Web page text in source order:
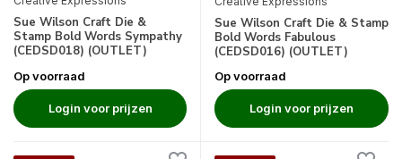
Sue Wilson Craft Die &
Stamp Bold Words Sympathy
(CEDSD018) (OUTLET)
Op voorraad
Login voor prijzen
Sue Wilson Craft Die & Stamp
Bold Words Fabulous
(CEDSD016) (OUTLET)
Op voorraad
Login voor prijzen